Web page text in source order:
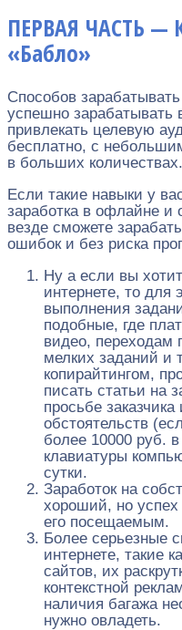
ПЕРВАЯ ЧАСТЬ —
«Бабло»
Способов
успешно
привлекать целевую
бесплатно, с
в больших количествах.
Если такие навыки у
заработка в офлайне и
везде сможете
ошибок и без риска
Ну а если вы
интернете, то для
выполнения
подобные, где
видео, переходам
мелких заданий и
копирайтингом,
писать статьи на
просьбе
обстоятельств
более 10000 руб.
клавиатуры
сутки.
Заработок на
хороший, но успех
его посещаемым.
Более серьезные
интернете, такие
сайтов, их
контекстной
наличия багажа
нужно овладеть.